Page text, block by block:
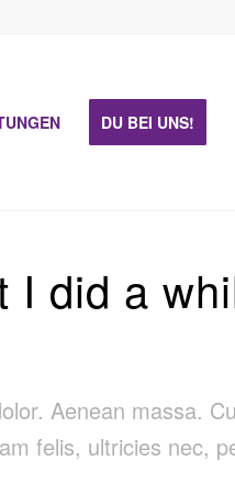
DU BEI UNS!
I did a
Aenean massa.
felis, ultricies nec,